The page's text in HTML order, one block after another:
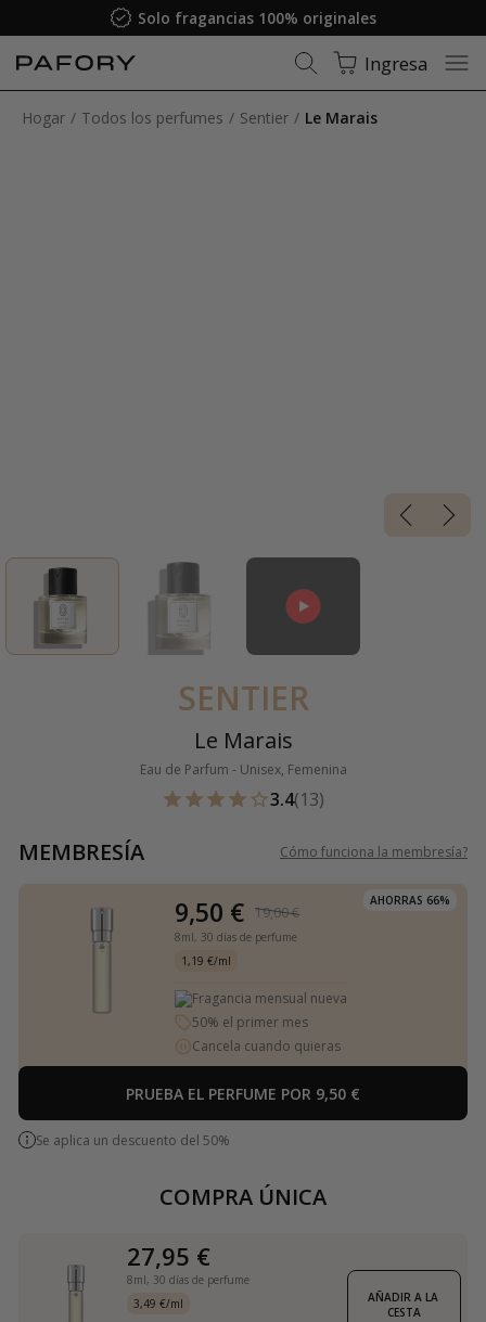
Solo fragancias 100% originales
Ingresa
Hogar Todos los perfumes Sentier Le Marais
SENTIER
Le Marais
Eau de Parfum - Unisex, Femenina
3.4(13)
MEMBRESÍA Cómo funciona la membresía?
AHORRAS 66%
9,50 € 19,00 €
8ml, 30 días de perfume
1,19 €/ml
Fragancia mensual nueva
50% el primer mes
Cancela cuando quieras
PRUEBA EL PERFUME POR 9,50 €
Se aplica un descuento del 50%
COMPRA ÚNICA
27,95 €
8ml, 30 días de perfume
3,49 €/ml
AÑADIR A LA
CESTA